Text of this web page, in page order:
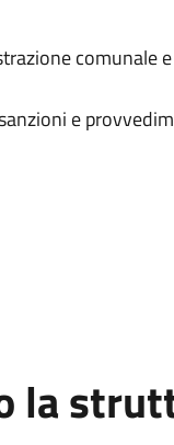
comunale
e
la